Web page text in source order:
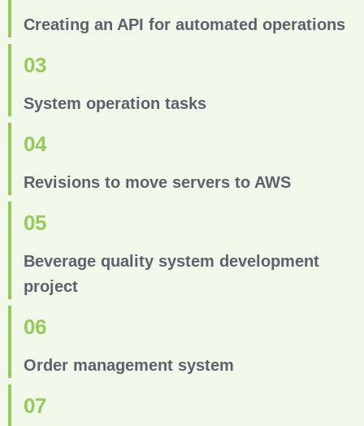
Creating an API for automated operations
03
System operation tasks
04
Revisions to move servers to AWS
05
Beverage quality system development
project
06
Order management system
07